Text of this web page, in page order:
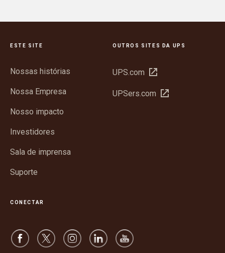
ESTE SITE
Nossas histórias
Nossa Empresa
Nosso impacto
Investidores
Sala de imprensa
Suporte
OUTROS SITES DA UPS
UPS.com Abrir
nova
UPSers.com Abrir
CONECTAR